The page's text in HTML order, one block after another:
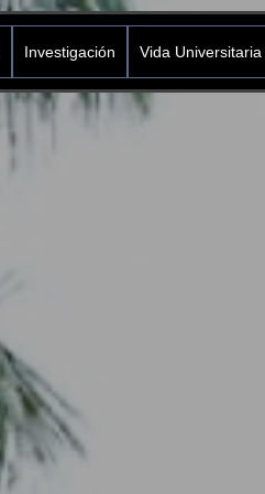
Investigación Vida Universitaria